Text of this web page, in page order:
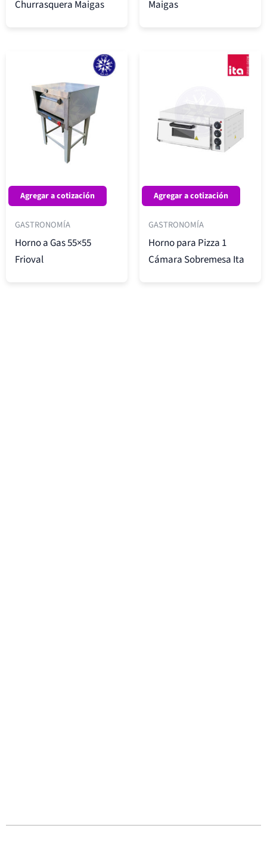
Churrasquera Maigas Maigas
Agregar a cotización
GASTRONOMÍA
Horno a Gas 55×55
Frioval
Agregar a cotización
GASTRONOMÍA
Horno para Pizza 1
Cámara Sobremesa Ita